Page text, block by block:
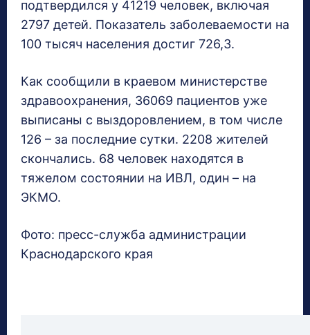
подтвердился у 41219 человек, включая
2797 детей. Показатель заболеваемости на
100 тысяч населения достиг 726,3.
Как сообщили в краевом министерстве
здравоохранения, 36069 пациентов уже
выписаны с выздоровлением, в том числе
126 – за последние сутки. 2208 жителей
скончались. 68 человек находятся в
тяжелом состоянии на ИВЛ, один – на
ЭКМО.
Фото: пресс-служба администрации
Краснодарского края